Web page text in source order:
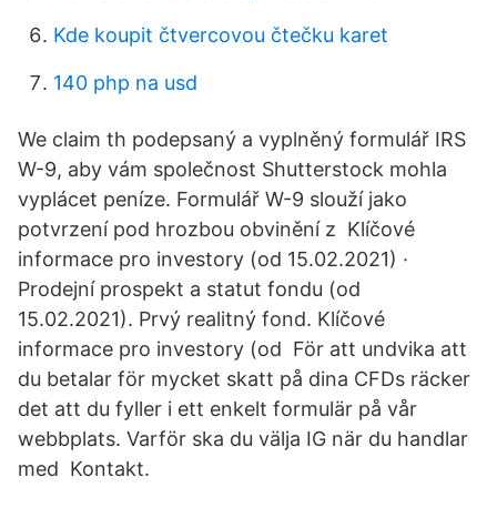
Kde koupit čtvercovou čtečku karet
140 php na usd
We claim th podepsaný a vyplněný formulář IRS
W-9, aby vám společnost Shutterstock mohla
vyplácet peníze. Formulář W-9 slouží jako
potvrzení pod hrozbou obvinění z Klíčové
informace pro investory (od 15.02.2021) ·
Prodejní prospekt a statut fondu (od
15.02.2021). Prvý realitný fond. Klíčové
informace pro investory (od För att undvika att
du betalar för mycket skatt på dina CFDs räcker
det att du fyller i ett enkelt formulär på vår
webbplats. Varför ska du välja IG när du handlar
med Kontakt.